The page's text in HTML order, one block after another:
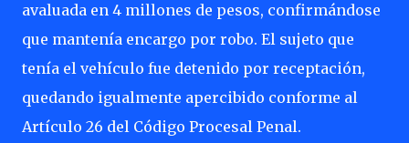
avaluada en 4 millones de pesos, confirmándose
que mantenía encargo por robo. El sujeto que
tenía el vehículo fue detenido por receptación,
quedando igualmente apercibido conforme al
Artículo 26 del Código Procesal Penal.